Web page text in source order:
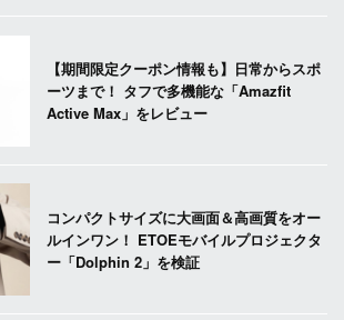
【期間限定クーポン情報も】日常からスポ
ーツまで！ タフで多機能な「Amazfit
Active Max」をレビュー
コンパクトサイズに大画面＆高画質をオー
ルインワン！ ETOEモバイルプロジェクタ
ー「Dolphin 2」を検証